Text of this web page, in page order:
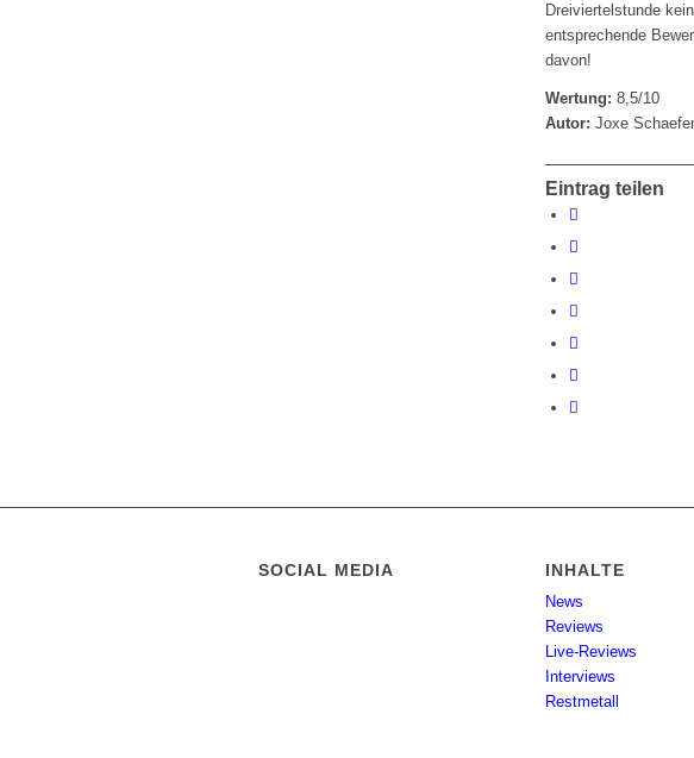
Dreiviertelstunde
entsprechende
davon!
Wertung: 8,5/10
Autor: Joxe Schaefer
Eintrag teilen
SOCIAL MEDIA INHALTE
News
Reviews
Live-Reviews
Interviews
Restmetall